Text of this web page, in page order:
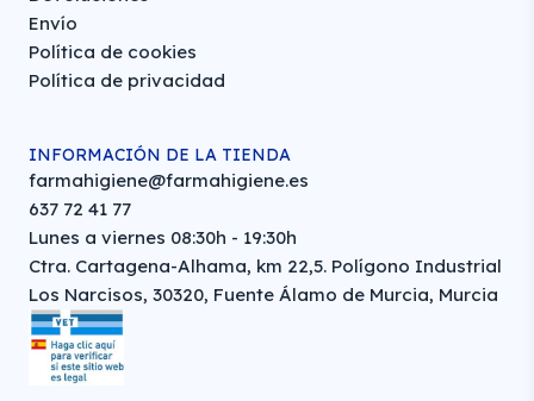
Envío
Política de cookies
Política de privacidad
INFORMACIÓN DE LA TIENDA
farmahigiene@farmahigiene.es
637 72 41 77
Lunes a viernes 08:30h - 19:30h
Ctra. Cartagena-Alhama, km 22,5. Polígono Industrial
Los Narcisos, 30320, Fuente Álamo de Murcia, Murcia